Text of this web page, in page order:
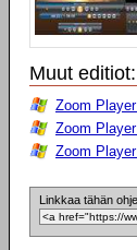
Muut editiot:
Zoom
Zoom
Zoom
Linkkaa tähän